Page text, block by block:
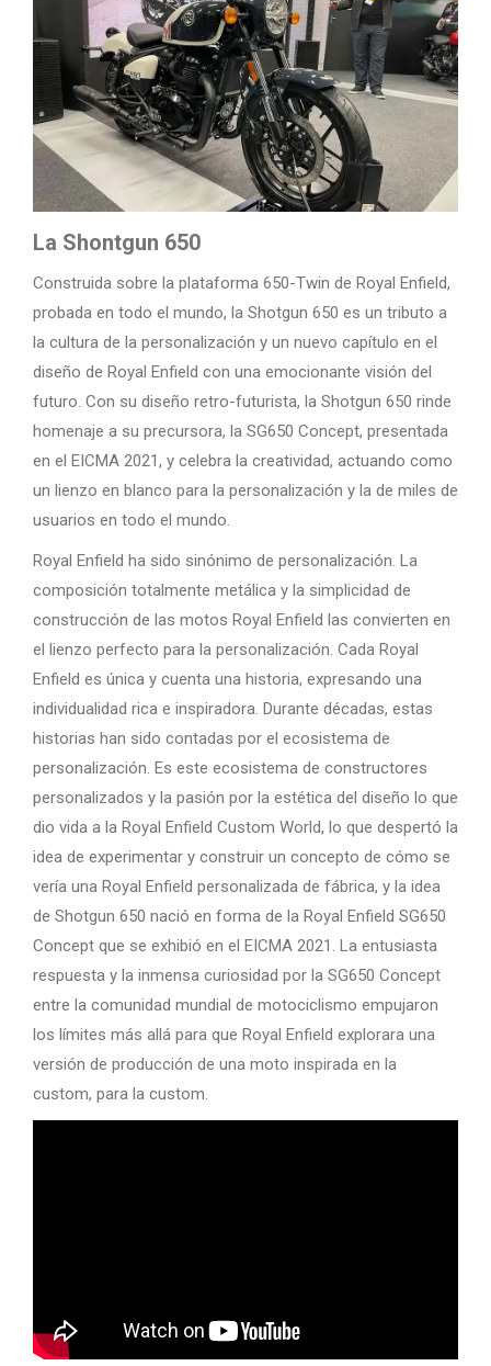
La Shontgun 650
Construida sobre la plataforma 650-Twin de Royal Enfield,
probada en todo el mundo, la Shotgun 650 es un tributo a
la cultura de la personalización y un nuevo capítulo en el
diseño de Royal Enfield con una emocionante visión del
futuro. Con su diseño retro-futurista, la Shotgun 650 rinde
homenaje a su precursora, la SG650 Concept, presentada
en el EICMA 2021, y celebra la creatividad, actuando como
un lienzo en blanco para la personalización y la de miles de
usuarios en todo el mundo.
Royal Enfield ha sido sinónimo de personalización. La
composición totalmente metálica y la simplicidad de
construcción de las motos Royal Enfield las convierten en
el lienzo perfecto para la personalización. Cada Royal
Enfield es única y cuenta una historia, expresando una
individualidad rica e inspiradora. Durante décadas, estas
historias han sido contadas por el ecosistema de
personalización. Es este ecosistema de constructores
personalizados y la pasión por la estética del diseño lo que
dio vida a la Royal Enfield Custom World, lo que despertó la
idea de experimentar y construir un concepto de cómo se
vería una Royal Enfield personalizada de fábrica, y la idea
de Shotgun 650 nació en forma de la Royal Enfield SG650
Concept que se exhibió en el EICMA 2021. La entusiasta
respuesta y la inmensa curiosidad por la SG650 Concept
entre la comunidad mundial de motociclismo empujaron
los límites más allá para que Royal Enfield explorara una
versión de producción de una moto inspirada en la
custom, para la custom.